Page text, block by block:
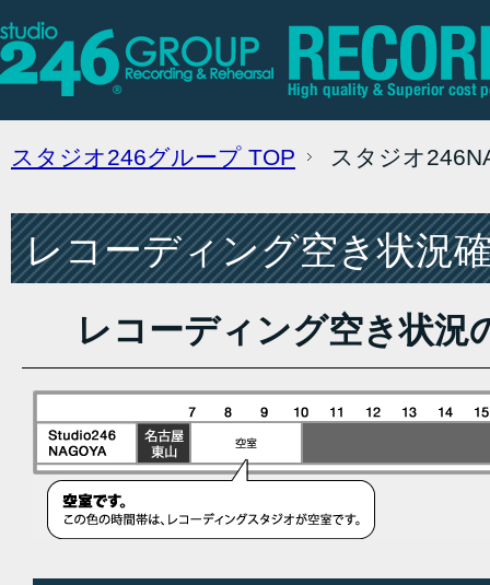
スタジオ246グループ TOP スタジオ
レコーディング空き状況
レコーディング空き状況